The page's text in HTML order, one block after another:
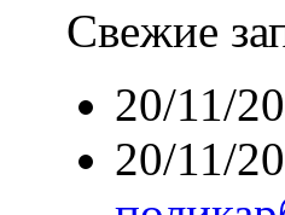
Свежие
20/11/
20/11/